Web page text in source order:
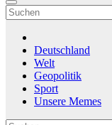
Deutschland
Welt
Geopolitik
Sport
Unsere Memes